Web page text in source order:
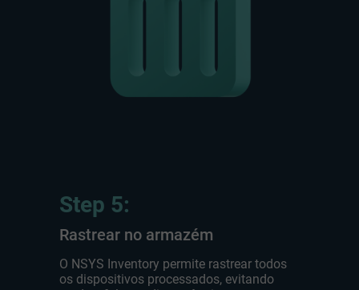
Step 5:
Rastrear no armazém
O NSYS Inventory permite rastrear todos
os dispositivos processados, evitando